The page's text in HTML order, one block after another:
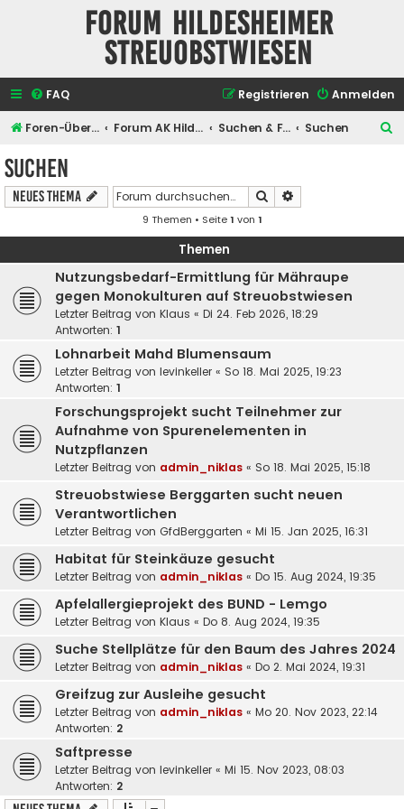
Forum Hildesheimer
Streuobstwiesen
FAQ Anmelden
Registrieren
Foren-Übersicht Forum AK Hildesheimer Streuobstwiesen Suchen & Finden Suchen
Suchen
Neues Thema Suche
9 Themen • Seite1 von 1
Themen
Nutzungsbedarf-Ermittlung für Mähraupe
gegen Monokulturen auf Streuobstwiesen
Letzter Beitrag von Klaus « Di 24. Feb 2026, 18:29
Antworten: 1
Lohnarbeit Mahd Blumensaum
Letzter Beitrag von levinkeller « So 18. Mai 2025, 19:23
Antworten: 1
Forschungsprojekt sucht Teilnehmer zur
Aufnahme von Spurenelementen in
Nutzpflanzen
Letzter Beitrag von admin_niklas « So 18. Mai 2025, 15:18
Streuobstwiese Berggarten sucht neuen
Verantwortlichen
Letzter Beitrag von GfdBerggarten « Mi 15. Jan 2025, 16:31
Habitat für Steinkäuze gesucht
Letzter Beitrag von admin_niklas « Do 15. Aug 2024, 19:35
Apfelallergieprojekt des BUND - Lemgo
Letzter Beitrag von Klaus « Do 8. Aug 2024, 19:35
Suche Stellplätze für den Baum des Jahres 2024
Letzter Beitrag von admin_niklas « Do 2. Mai 2024, 19:31
Greifzug zur Ausleihe gesucht
Letzter Beitrag von admin_niklas « Mo 20. Nov 2023, 22:14
Antworten: 2
Saftpresse
Letzter Beitrag von levinkeller « Mi 15. Nov 2023, 08:03
Antworten: 2